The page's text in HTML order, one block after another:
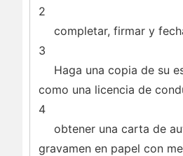
2
completar, firmar y
3
Haga una copia de su
como una licencia de
4
obtener una carta de
gravamen en papel con